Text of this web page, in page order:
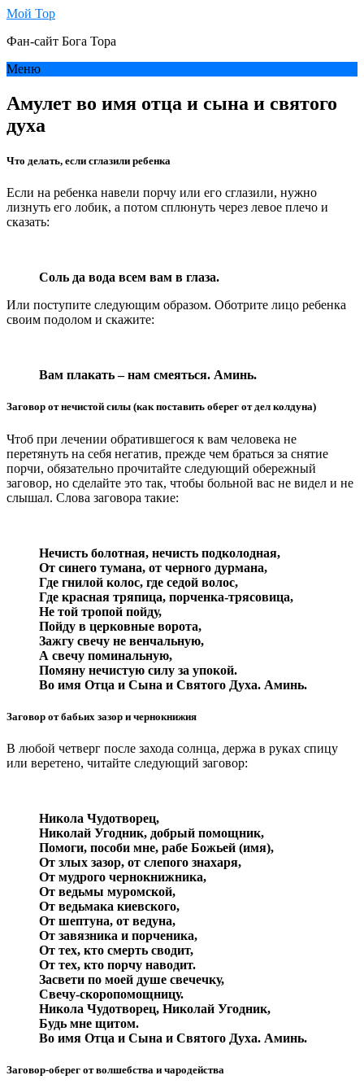
Мой Тор
Фан-сайт Бога Тора
Меню
Амулет во имя отца и сына и святого
духа
Что делать, если сглазили ребенка
Если на ребенка навели порчу или его сглазили, нужно
лизнуть его лобик, а потом сплюнуть через левое плечо и
сказать:
Соль да вода всем вам в глаза.
Или поступите следующим образом. Оботрите лицо ребенка
своим подолом и скажите:
Вам плакать – нам смеяться. Аминь.
Заговор от нечистой силы (как поставить оберег от дел колдуна)
Чтоб при лечении обратившегося к вам человека не
перетянуть на себя негатив, прежде чем браться за снятие
порчи, обязательно прочитайте следующий обережный
заговор, но сделайте это так, чтобы больной вас не видел и не
слышал. Слова заговора такие:
Нечисть болотная, нечисть подколодная,
От синего тумана, от черного дурмана,
Где гнилой колос, где седой волос,
Где красная тряпица, порченка-трясовица,
Не той тропой пойду,
Пойду в церковные ворота,
Зажгу свечу не венчальную,
А свечу поминальную,
Помяну нечистую силу за упокой.
Во имя Отца и Сына и Святого Духа. Аминь.
Заговор от бабьих зазор и чернокнижия
В любой четверг после захода солнца, держа в руках спицу
или веретено, читайте следующий заговор:
Никола Чудотворец,
Николай Угодник, добрый помощник,
Помоги, пособи мне, рабе Божьей (имя),
От злых зазор, от слепого знахаря,
От мудрого чернокнижника,
От ведьмы муромской,
От ведьмака киевского,
От шептуна, от ведуна,
От завязника и порченика,
От тех, кто смерть сводит,
От тех, кто порчу наводит.
Засвети по моей душе свечечку,
Свечу-скоропомощницу.
Никола Чудотворец, Николай Угодник,
Будь мне щитом.
Во имя Отца и Сына и Святого Духа. Аминь.
Заговор-оберег от волшебства и чародейства